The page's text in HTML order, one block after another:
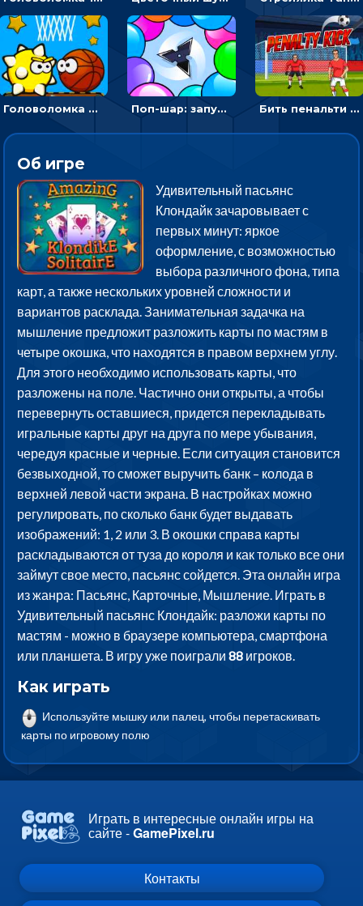
Головоломка Невероятный баскетбол: проложить путь и отправить мяч в корзину Поп-шар: запускать колючку, чтобы лопать воздушные шарики Бить пенальти по воротам или мишеням - спортивная аркада
Об игре
Удивительный пасьянс
Клондайк зачаровывает с
первых минут: яркое
оформление, с возможностью
выбора различного фона, типа
карт, а также нескольких уровней сложности и
вариантов расклада. Занимательная задачка на
мышление предложит разложить карты по мастям в
четыре окошка, что находятся в правом верхнем углу.
Для этого необходимо использовать карты, что
разложены на поле. Частично они открыты, а чтобы
перевернуть оставшиеся, придется перекладывать
игральные карты друг на друга по мере убывания,
чередуя красные и черные. Если ситуация становится
безвыходной, то сможет выручить банк – колода в
верхней левой части экрана. В настройках можно
регулировать, по сколько банк будет выдавать
изображений: 1, 2 или 3. В окошки справа карты
раскладываются от туза до короля и как только все они
займут свое место, пасьянс сойдется. Эта онлайн игра
из жанра: Пасьянс, Карточные, Мышление. Играть в
Удивительный пасьянс Клондайк: разложи карты по
мастям - можно в браузере компьютера, смартфона
или планшета. В игру уже поиграли88 игроков.
Как играть
Используйте мышку или палец, чтобы перетаскивать
карты по игровому полю
Играть в интересные онлайн игры на
сайте -GamePixel.ru
Контакты